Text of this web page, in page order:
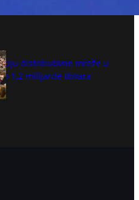
distributivne mreže u
1,2 milijarde dinara